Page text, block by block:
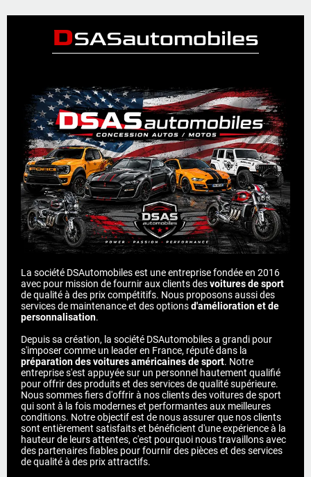
DSASautomobiles
La société DSAutomobiles est une entreprise fondée en 2016
avec pour mission de fournir aux clients desvoitures de sport
de qualité à des prix compétitifs. Nous proposons aussi des
services de maintenance et des optionsd'amélioration et de
personnalisation.
Depuis sa création, la société DSAutomobiles a grandi pour
s'imposer comme un leader en France, réputé dans la
préparation des voitures américaines de sport. Notre
entreprise s'est appuyée sur un personnel hautement qualifié
pour offrir des produits et des services de qualité supérieure.
Nous sommes fiers d'offrir à nos clients des voitures de sport
qui sont à la fois modernes et performantes aux meilleures
conditions. Notre objectif est de nous assurer que nos clients
sont entièrement satisfaits et bénéficient d'une expérience à la
hauteur de leurs attentes, c'est pourquoi nous travaillons avec
des partenaires fiables pour fournir des pièces et des services
de qualité à des prix attractifs.